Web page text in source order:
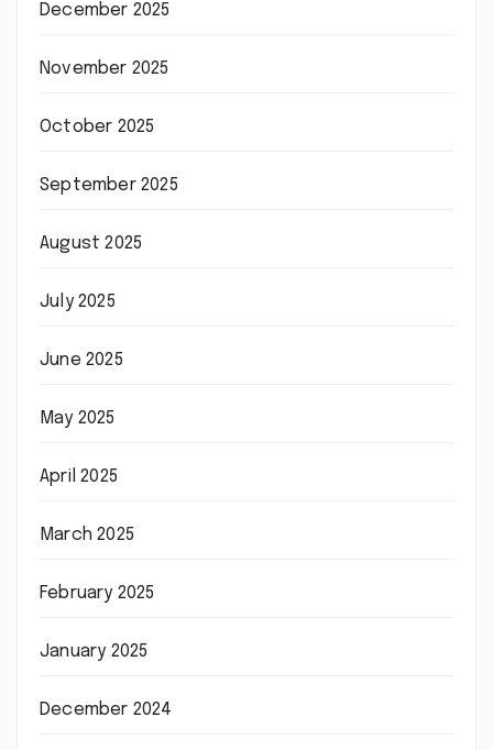
December 2025
November 2025
October 2025
September 2025
August 2025
July 2025
June 2025
May 2025
April 2025
March 2025
February 2025
January 2025
December 2024